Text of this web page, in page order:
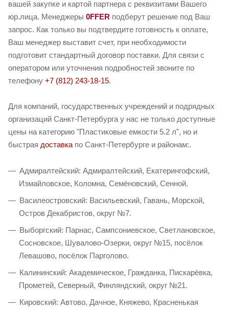
вашей закупке и картой партнера с реквизитами Вашего
юр.лица. Менеджеры 0FFER подберут решение под Ваш
запрос. Как только вы подтвердите готовность к оплате,
Ваш менеджер выставит счет, при необходимости
подготовит стандартный договор поставки. Для связи с
оператором или уточнения подробностей звоните по
телефону +7 (812) 243-18-15.
Для компаний, государственных учреждений и подрядных
организаций Санкт-Петербурга у нас не только доступные
цены на категорию "Пластиковые емкости 5.2 л", но и
быстрая доставка по Санкт-Петербурге и районам:.
Адмиралтейский: Адмиралтейский, Екатерингофский,
Измайловское, Коломна, Семёновский, Сенной.
Василеостровский: Васильевский, Гавань, Морской,
Остров Декабристов, округ №7.
Выборгский: Парнас, Сампсониевское, Светлановское,
Сосновское, Шувалово-Озерки, округ №15, посёлок
Левашово, посёлок Парголово.
Калининский: Академическое, Гражданка, Пискарёвка,
Прометей, Северный, Финляндский, округ №21.
Кировский: Автово, Дачное, Княжево, Красненькая